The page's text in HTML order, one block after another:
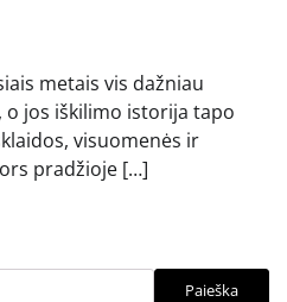
metais vis dažniau
o jos iškilimo istorija tapo
visuomenės ir
pradžioje […]
Paieška